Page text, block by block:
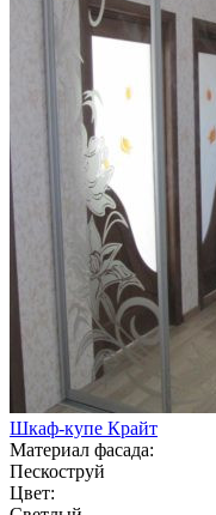
Шкаф-купе Крайт
Материал фасада:
Пескоструй
Цвет: